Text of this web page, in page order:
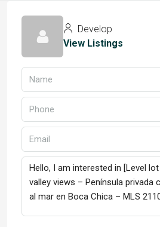
Develop
View Listings